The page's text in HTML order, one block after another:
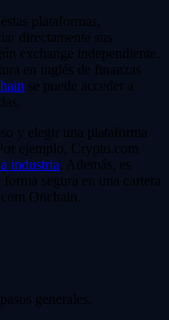
plataformas,
directamente sus
exchange independiente.
en inglés de finanzas
se puede acceder a
y elegir una plataforma
ejemplo, Crypto.com
industria . Además, es
segura en una cartera
Onchain.
generales.